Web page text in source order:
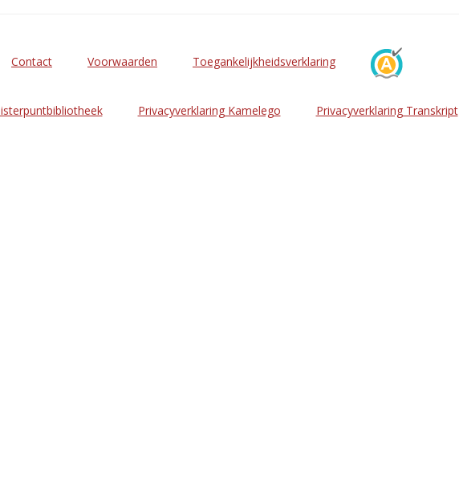
Contact Voorwaarden Toegankelijkheidsverklaring
Privacyverklaring Kamelego Privacyverklaring Transkript